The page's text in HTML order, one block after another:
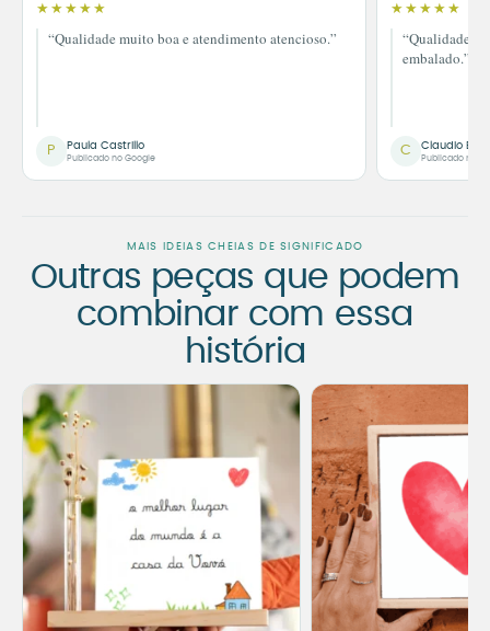
★★★★★
“Qualidade muito boa e atendimento atencioso.”
P Paula Castrillo
Publicado no Google
★★★★★
“Qualidade
embalado.”
C Claudio
Publicado no
MAIS IDEIAS CHEIAS DE SIGNIFICADO
Outras peças que podem
combinar com essa
história